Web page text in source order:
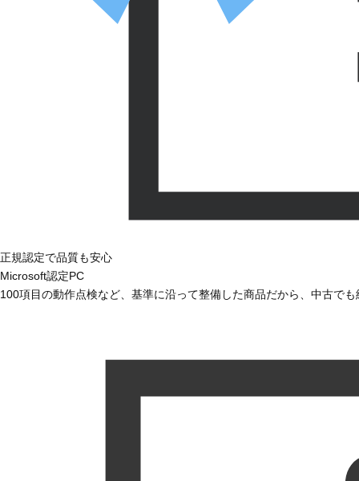
正規認定で品質も安心
Microsoft認定PC
100項目の動作点検など、基準に沿って整備した商品だから、中古で